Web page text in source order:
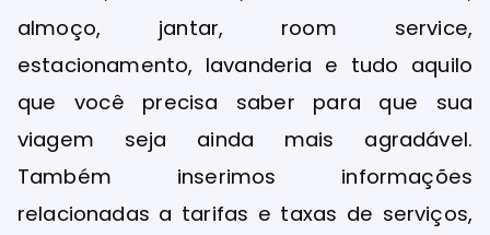
almoço, jantar, room service,
estacionamento, lavanderia e tudo aquilo
que você precisa saber para que sua
viagem seja ainda mais agradável.
Também inserimos informações
relacionadas a tarifas e taxas de serviços,